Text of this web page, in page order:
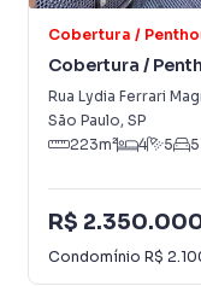
Cobertura /
Cobertura /
Rua Lydia Ferrari
São Paulo, SP
223m² 4 5 5
R$
Condomínio R$